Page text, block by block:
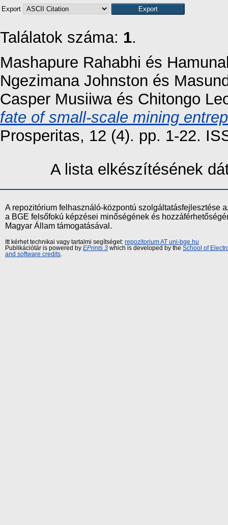
Export
Találatok száma: 1.
Mashapure Rahabhi és
Ngezimana Johnston és
Casper Musiiwaés Chitongo
fate of small-scale mining
Prosperitas, 12 (4). pp. 1-22.
A lista elkészítésének
A repozitórium felhasználó-központú szolgáltatásfejlesztése
a BGE felsőfokú képzései minőségének és
Magyar Állam támogatásával.
Itt kérhet technikai vagy tartalmi segítséget: repozitorium AT uni-bge.hu
Publikációtár is powered by EPrints 3 which is developed by the School of
and software credits